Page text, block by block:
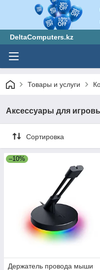
DeltaComputers.kz
Товары и услуги
Аксессуары для
Сортировка
–10%
Держатель провода мыши